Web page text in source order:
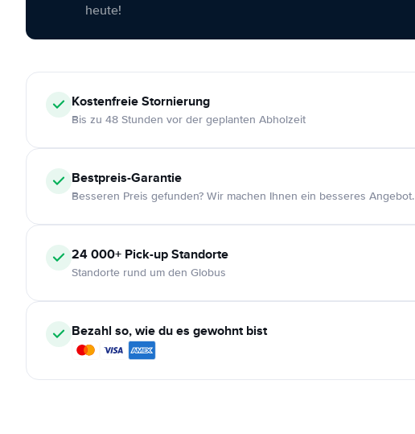
heute!
KostenfreieStornierung
Bis zu 48 Stunden vor der geplanten Abholzeit
Bestpreis-Garantie
Besseren Preis gefunden? Wir machen Ihnen ein besseres Angebot.
24 000+ Pick-up Standorte
Standorte rund um den Globus
Bezahl so, wie du es gewohnt bist